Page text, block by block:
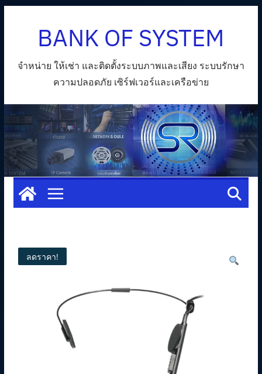
BANK OF SYSTEM
จำหน่าย ให้เช่า และติดตั้งระบบภาพและเสียง ระบบรักษา
ความปลอดภัย เซิร์ฟเวอร์และเครือข่าย
ลดราคา!